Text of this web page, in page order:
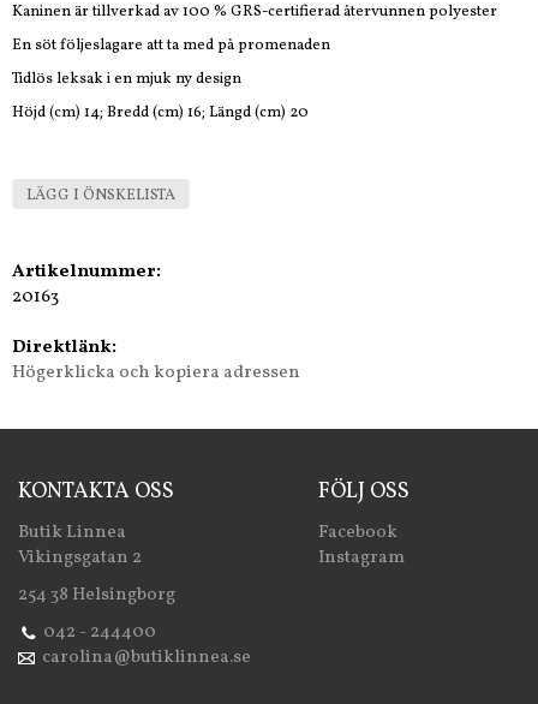
Kaninen är tillverkad av 100 % GRS-certifierad återvunnen polyester
En söt följeslagare att ta med på promenaden
Tidlös leksak i en mjuk ny design
Höjd (cm) 14; Bredd (cm) 16; Längd (cm) 20
LÄGG I ÖNSKELISTA
Artikelnummer:
20163
Direktlänk:
Högerklicka och kopiera adressen
KONTAKTA OSS
Butik Linnea
Vikingsgatan 2
254 38 Helsingborg
042 - 244400
carolina@butiklinnea.se
FÖLJ OSS
Facebook
Instagram